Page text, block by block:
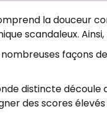
la douceur
scandaleux.
façons
distincte
des scores